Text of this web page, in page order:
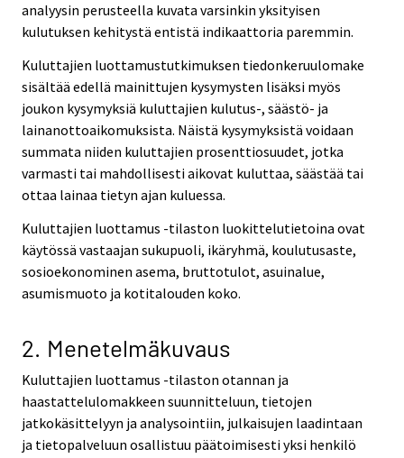
analyysin perusteella kuvata varsinkin yksityisen
kulutuksen kehitystä entistä indikaattoria paremmin.
Kuluttajien luottamustutkimuksen tiedonkeruulomake
sisältää edellä mainittujen kysymysten lisäksi myös
joukon kysymyksiä kuluttajien kulutus-, säästö- ja
lainanottoaikomuksista. Näistä kysymyksistä voidaan
summata niiden kuluttajien prosenttiosuudet, jotka
varmasti tai mahdollisesti aikovat kuluttaa, säästää tai
ottaa lainaa tietyn ajan kuluessa.
Kuluttajien luottamus -tilaston luokittelutietoina ovat
käytössä vastaajan sukupuoli, ikäryhmä, koulutusaste,
sosioekonominen asema, bruttotulot, asuinalue,
asumismuoto ja kotitalouden koko.
2. Menetelmäkuvaus
Kuluttajien luottamus -tilaston otannan ja
haastattelulomakkeen suunnitteluun, tietojen
jatkokäsittelyyn ja analysointiin, julkaisujen laadintaan
ja tietopalveluun osallistuu päätoimisesti yksi henkilö